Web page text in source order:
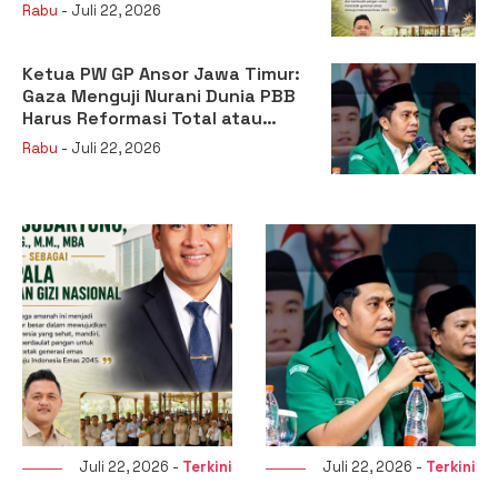
Rabu - Juli 22, 2026
Ketua PW GP Ansor Jawa Timur:
Gaza Menguji Nurani Dunia PBB
Harus Reformasi Total atau
Kehilangan Legitimasi
Rabu - Juli 22, 2026
Juli 22, 2026 - Terkini Juli 22, 2026 - Terkini